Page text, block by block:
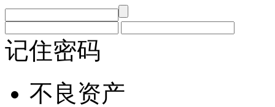
记住密码
不良资产